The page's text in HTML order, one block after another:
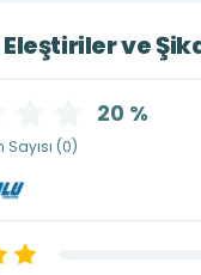
ve
20 %
(0)